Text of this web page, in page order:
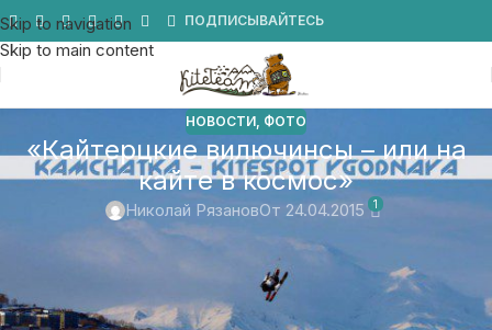
Skip to navigation
Skip to main content
ПОДПИСЫВАЙТЕСЬ
НОВОСТИ, ФОТО
«Кайтерцкие вилючинсы – или на
кайте в космос»
Николай РязановОт 24.04.2015 1
Дождались, это был лучший сильный ветер за
зимний сезон, скорость которого составила 12-